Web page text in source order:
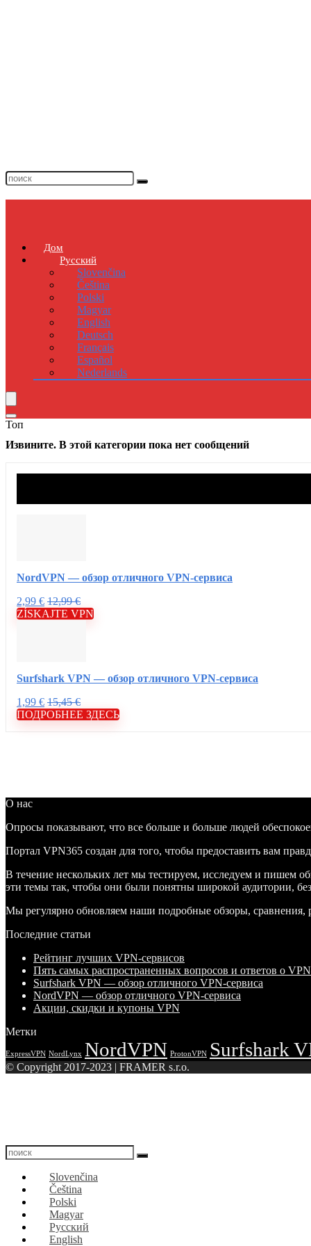
Дом
Русский
Slovenčina
Čeština
Polski
Magyar
English
Deutsch
Français
Español
Nederlands
Топ
Извините. В этой категории пока нет сообщений
NordVPN — обзор отличного VPN-сервиса
2,99 € 12,99 €
ZÍSKAJTE VPN
Surfshark VPN — обзор отличного VPN-сервиса
1,99 € 15,45 €
ПОДРОБНЕЕ ЗДЕСЬ
О нас
Опросы показывают, что все больше и больше людей
Портал VPN365 создан для того, чтобы предоставить вам
В течение нескольких лет мы тестируем, исследуем и пишем
эти темы так, чтобы они были понятны широкой аудитории,
Мы регулярно обновляем наши подробные обзоры, сравнения,
Последние статьи
Рейтинг лучших VPN-сервисов
Пять самых распространенных вопросов и ответов о
Surfshark VPN — обзор отличного VPN-сервиса
NordVPN — обзор отличного VPN-сервиса
Акции, скидки и купоны VPN
Метки
ExpressVPN NordLynx NordVPN ProtonVPN Surfshark
© Copyright 2017-2023 | FRAMER s.r.o.
Slovenčina
Čeština
Polski
Magyar
Русский
English